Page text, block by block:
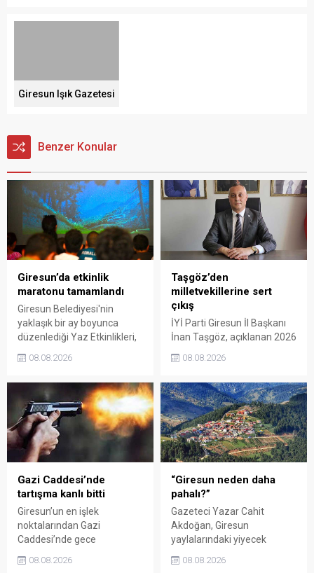
Giresun Işık Gazetesi
Benzer Konular
Giresun’da etkinlik
maratonu tamamlandı
Giresun Belediyesi'nin
yaklaşık bir ay boyunca
düzenlediği Yaz Etkinlikleri,
sanat ve eğlenceyle
organizasyonun ardından
Kadın El Emeği Pazarı'nın
süresi de 16 Ağustos'a
kadar uzatıldı.
08.08.2026
Taşgöz’den
milletvekillerine sert
çıkış
İYİ Parti Giresun İl Başkanı
İnan Taşgöz, açıklanan 2026
üzerinden iktidar
eleştirdi. Taşgöz, üreticinin
emeğinin karşılığını
alamadığını savunarak,
Giresun milletvekillerini
sessiz kalmakla suçladı.
08.08.2026
Gazi Caddesi’nde
tartışma kanlı bitti
Giresun’un en işlek
noktalarından Gazi
Caddesi’nde gece
kavgada A.E. ayağından
08.08.2026
“Giresun neden daha
pahalı?”
Gazeteci Yazar Cahit
Akdoğan, Giresun
yaylalarındaki yiyecek
belirgin biçimde yüksek
08.08.2026